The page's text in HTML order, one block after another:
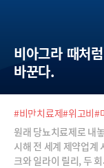
비아그라 때처
바꾼다.
#비만치료제#위고비#
원래 당뇨치료제로 내
시해 전 세계 제약업계
크와 일라이 릴리, 두